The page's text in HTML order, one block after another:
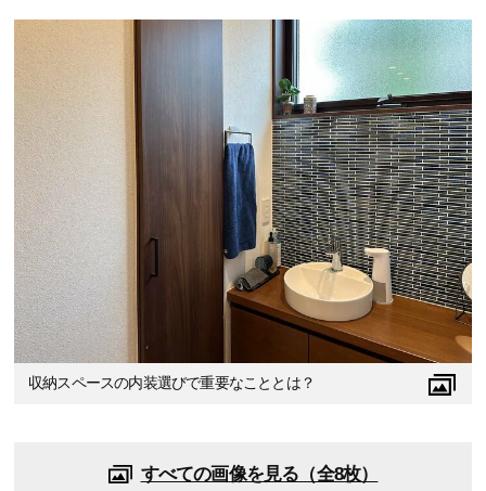
収納スペースの内装選びで重要なこととは？
すべての画像を見る（全8枚）